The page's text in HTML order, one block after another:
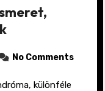
No Comments